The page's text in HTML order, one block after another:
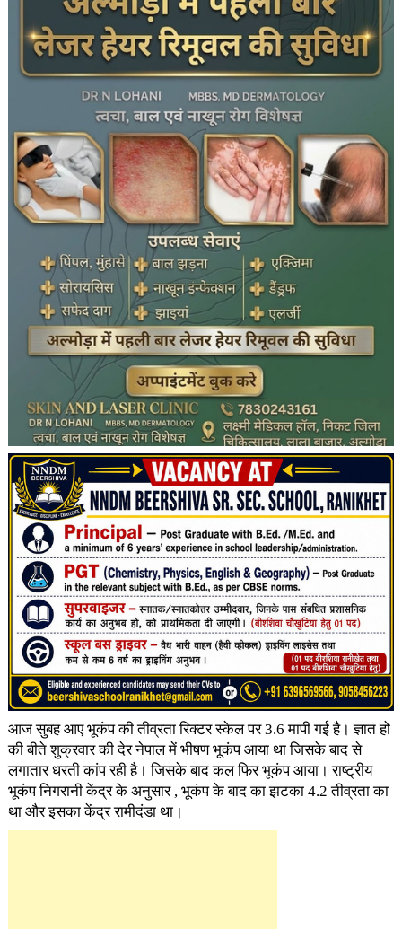
आज सुबह आए भूकंप की तीव्रता रिक्टर स्केल पर 3.6 मापी गई है। ज्ञात हो
की बीते शुक्रवार की देर नेपाल में भीषण भूकंप आया था जिसके बाद से
लगातार धरती कांप रही है। जिसके बाद कल फिर भूकंप आया। राष्ट्रीय
भूकंप निगरानी केंद्र के अनुसार , भूकंप के बाद का झटका 4.2 तीव्रता का
था और इसका केंद्र रामीदंडा था।